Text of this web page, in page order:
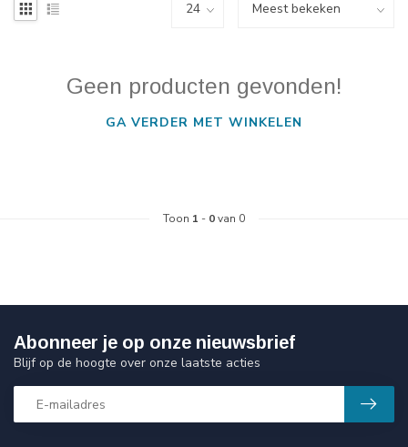
Geen producten gevonden!
GA VERDER MET WINKELEN
Toon 1 - 0van 0
Abonneer je op onze nieuwsbrief
Blijf op de hoogte over onze laatste acties